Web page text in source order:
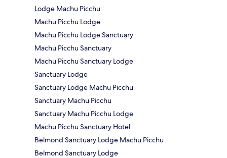
Lodge Machu Picchu
Machu Picchu Lodge
Machu Picchu Lodge Sanctuary
Machu Picchu Sanctuary
Machu Picchu Sanctuary Lodge
Sanctuary Lodge
Sanctuary Lodge Machu Picchu
Sanctuary Machu Picchu
Sanctuary Machu Picchu Lodge
Machu Picchu Sanctuary Hotel
Belmond Sanctuary Lodge Machu Picchu
Belmond Sanctuary Lodge